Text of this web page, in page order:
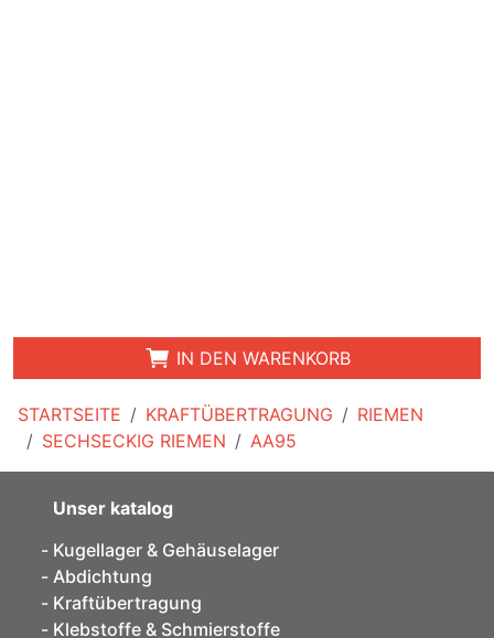
STARTSEITE KRAFTÜBERTRAGUNG
RIEMEN
SECHSECKIG RIEMEN
AA95
IN DEN WARENKORB
Unser katalog
Kugellager & Gehäuselager
Abdichtung
Kraftübertragung
Klebstoffe & Schmierstoffe